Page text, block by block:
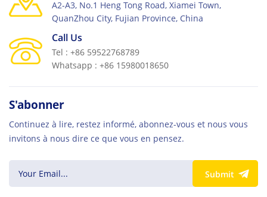
A2-A3, No.1 Heng Tong Road, Xiamei Town,
QuanZhou City, Fujian Province, China
Call Us
Tel : +86 59522768789
Whatsapp : +86 15980018650
S'abonner
Continuez à lire, restez informé, abonnez-vous et nous vous
invitons à nous dire ce que vous en pensez.
Submit